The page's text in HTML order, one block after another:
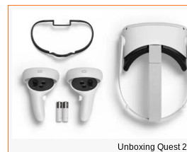
Unboxing Quest 2